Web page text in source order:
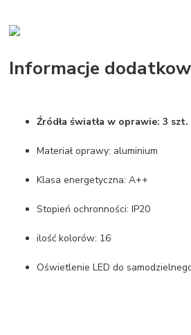
Informacje
Źródła światła w oprawie: 3 szt.
Materiał oprawy: aluminium
Klasa energetyczna: A++
Stopień ochronności: IP20
ilość kolorów: 16
Oświetlenie LED do